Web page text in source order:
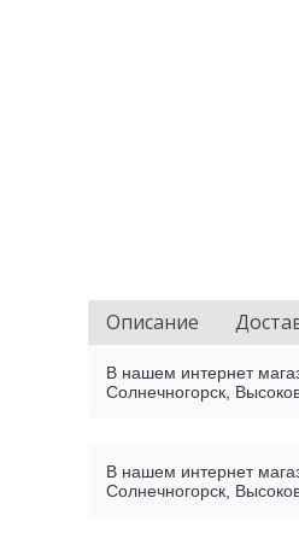
Описание
В нашем интернет
Солнечногорск,
В нашем интернет
Солнечногорск,